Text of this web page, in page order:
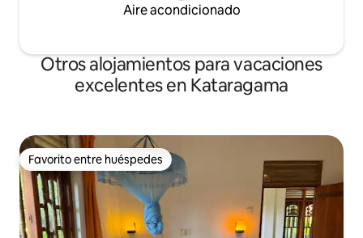
Aire acondicionado
Otros alojamientos para vacaciones
excelentes en Kataragama
Favorito entre huéspedes
Favorito entre huéspedes